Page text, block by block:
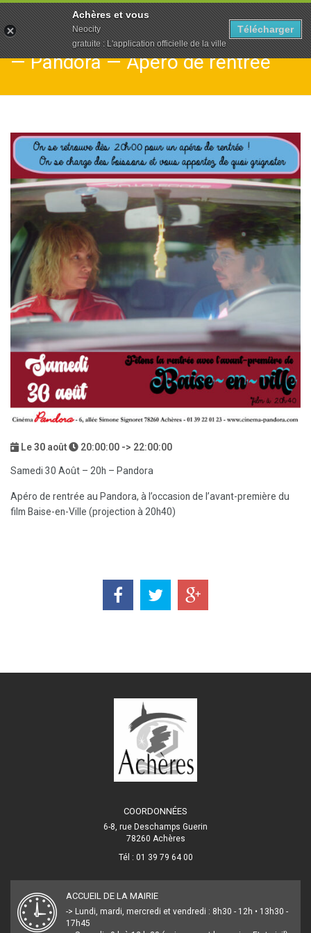
— Pandora — Apéro de rentrée
Le30 août 20:00:00 -> 22:00:00
Samedi 30 Août – 20h – Pandora
Apéro de rentrée au Pandora, à l’occasion de l’avant-première du
film Baise-en-Ville (projection à 20h40)
COORDONNÉES
6-8, rue Deschamps Guerin
78260 Achères
Tél : 01 39 79 64 00
ACCUEIL DE LA MAIRIE
-> Lundi, mardi, mercredi et vendredi : 8h30 - 12h • 13h30 -
17h45
Achères et vous
Neocity
gratuite : L'application officielle de la ville
Télécharger